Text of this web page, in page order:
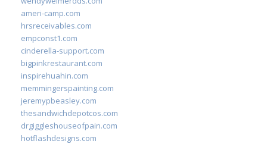
ameri-camp.com
hrsreceivables.com
empconst1.com
cinderella-support.com
bigpinkrestaurant.com
inspirehuahin.com
memmingerspainting.com
jeremypbeasley.com
thesandwichdepotcos.com
drgiggleshouseofpain.com
hotflashdesigns.com